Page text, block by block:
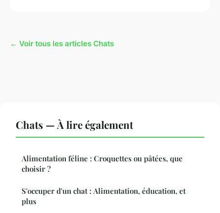
← Voir tous les articles Chats
Chats — À lire également
Alimentation féline : Croquettes ou pâtées, que
choisir ?
S'occuper d'un chat : Alimentation, éducation, et
plus